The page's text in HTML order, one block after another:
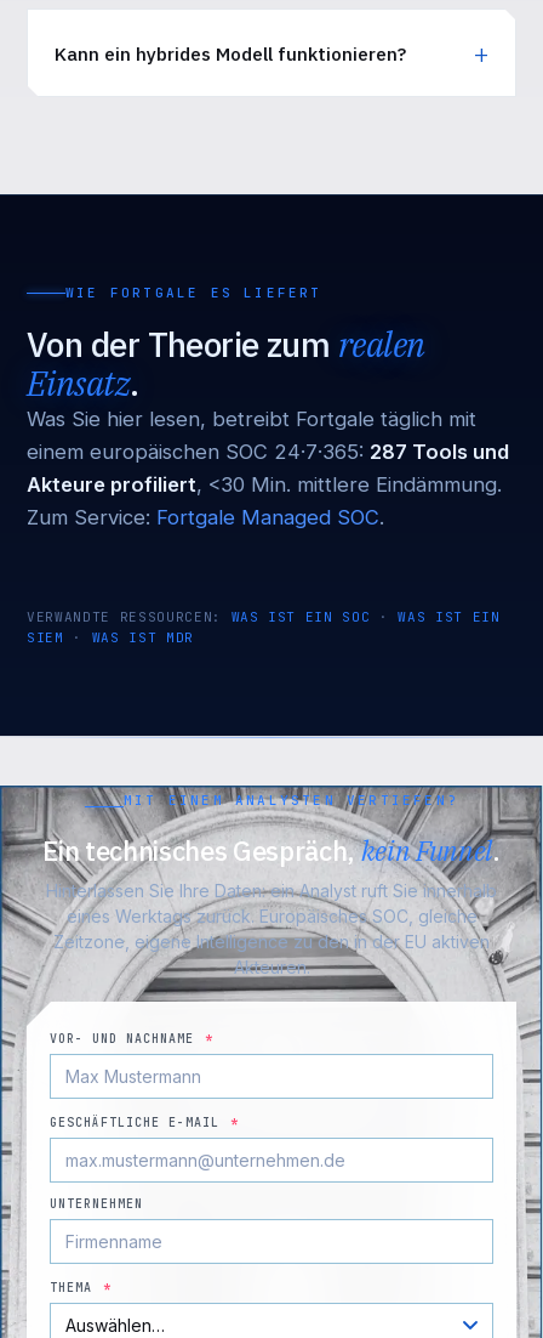
Kann ein hybrides Modell funktionieren?
WIE FORTGALE ES LIEFERT
Von der Theorie zum realen
Einsatz.
Was Sie hier lesen, betreibt Fortgale täglich mit
einem europäischen SOC 24·7·365: 287 Tools und
Akteure profiliert, <30 Min. mittlere Eindämmung.
Zum Service: Fortgale Managed SOC.
VERWANDTE RESSOURCEN: WAS IST EIN SOC ·WAS IST EIN
SIEM
· WAS IST MDR
MIT EINEM ANALYSTEN VERTIEFEN?
Ein technisches Gespräch,kein Funnel.
Hinterlassen Sie Ihre Daten: ein Analyst ruft Sie innerhalb
eines Werktags zurück. Europäisches SOC, gleiche
Zeitzone, eigene Intelligence zu den in der EU aktiven
Akteuren.
VOR- UND NACHNAME *
GESCHÄFTLICHE E-MAIL *
UNTERNEHMEN
THEMA *